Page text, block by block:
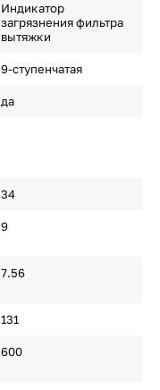
Индикатор
загрязнения фильтра
вытяжки
9-ступенчатая
да
34
9
7.56
131
600